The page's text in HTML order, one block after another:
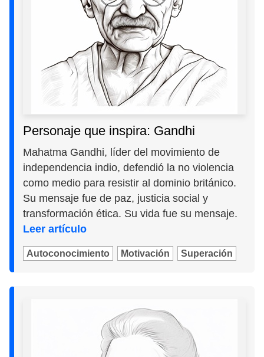
Personaje que inspira: Gandhi
Mahatma Gandhi, líder del movimiento de
independencia indio, defendió la no violencia
como medio para resistir al dominio británico.
Su mensaje fue de paz, justicia social y
transformación ética. Su vida fue su mensaje.
Leer artículo
Autoconocimiento Motivación Superación